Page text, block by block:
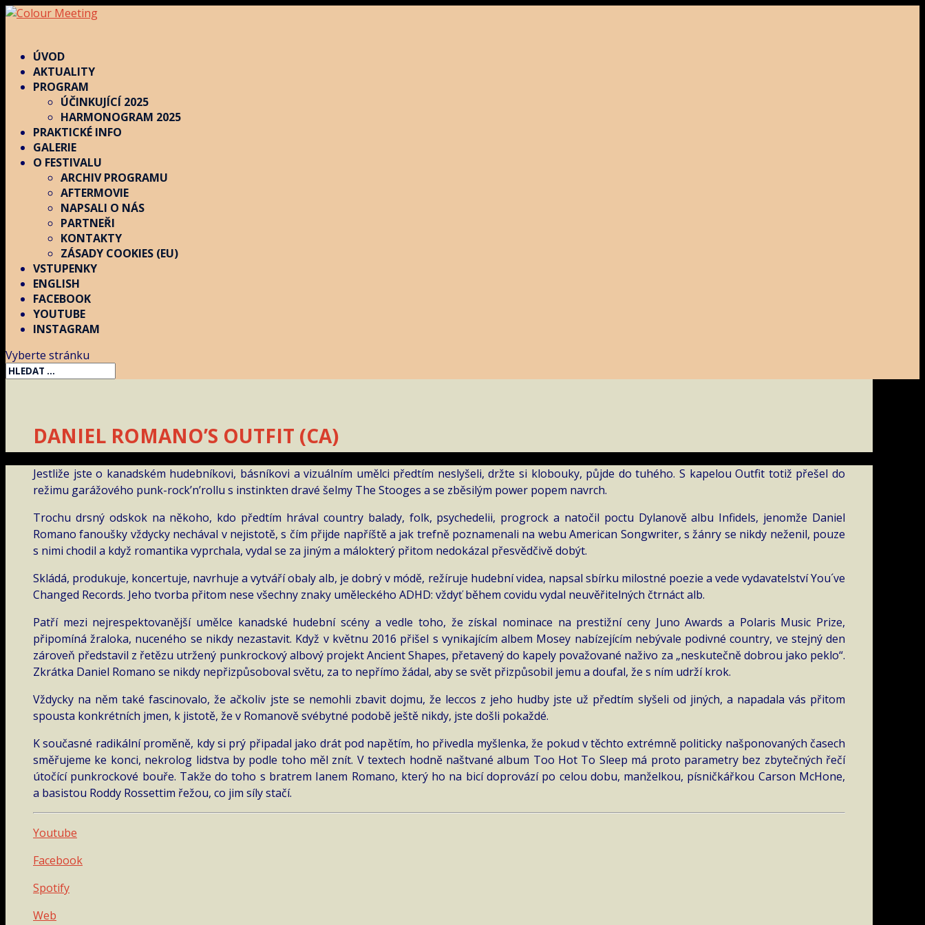
ÚVOD
AKTUALITY
PROGRAM
ÚČINKUJÍCÍ 2025
HARMONOGRAM 2025
PRAKTICKÉ INFO
GALERIE
O FESTIVALU
ARCHIV PROGRAMU
AFTERMOVIE
NAPSALI O NÁS
PARTNEŘI
KONTAKTY
ZÁSADY COOKIES (EU)
VSTUPENKY
ENGLISH
FACEBOOK
YOUTUBE
INSTAGRAM
Vyberte stránku
DANIEL ROMANO’S OUTFIT (CA)
Jestliže jste o kanadském hudebníkovi, básníkovi a vizuálním umělci předtím neslyšeli, držte si klobouky, půjde do tuhého. S kapelou Outfit totiž přešel do
režimu garážového punk-rock’n’rollu s instinkten dravé šelmy The Stooges a se zběsilým power popem navrch.
Trochu drsný odskok na někoho, kdo předtím hrával country balady, folk, psychedelii, progrock a natočil poctu Dylanově albu Infidels, jenomže Daniel
Romano fanoušky vždycky nechával v nejistotě, s čím přijde napříště a jak trefně poznamenali na webu American Songwriter, s žánry se nikdy neženil, pouze
s nimi chodil a když romantika vyprchala, vydal se za jiným a málokterý přitom nedokázal přesvědčivě dobýt.
Skládá, produkuje, koncertuje, navrhuje a vytváří obaly alb, je dobrý v módě, režíruje hudební videa, napsal sbírku milostné poezie a vede vydavatelství You´ve
Changed Records. Jeho tvorba přitom nese všechny znaky uměleckého ADHD: vždyť během covidu vydal neuvěřitelných čtrnáct alb.
Patří mezi nejrespektovanější umělce kanadské hudební scény a vedle toho, že získal nominace na prestižní ceny Juno Awards a Polaris Music Prize,
připomíná žraloka, nuceného se nikdy nezastavit. Když v květnu 2016 přišel s vynikajícím albem Mosey nabízejícím nebývale podivné country, ve stejný den
zároveň představil z řetězu utržený punkrockový albový projekt Ancient Shapes, přetavený do kapely považované naživo za „neskutečně dobrou jako peklo“.
Zkrátka Daniel Romano se nikdy nepřizpůsoboval světu, za to nepřímo žádal, aby se svět přizpůsobil jemu a doufal, že s ním udrží krok.
Vždycky na něm také fascinovalo, že ačkoliv jste se nemohli zbavit dojmu, že leccos z jeho hudby jste už předtím slyšeli od jiných, a napadala vás přitom
spousta konkrétních jmen, k jistotě, že v Romanově svébytné podobě ještě nikdy, jste došli pokaždé.
K současné radikální proměně, kdy si prý připadal jako drát pod napětím, ho přivedla myšlenka, že pokud v těchto extrémně politicky našponovaných časech
směřujeme ke konci, nekrolog lidstva by podle toho měl znít. V textech hodně naštvané album Too Hot To Sleep má proto parametry bez zbytečných řečí
útočící punkrockové bouře. Takže do toho s bratrem Ianem Romano, který ho na bicí doprovází po celou dobu, manželkou, písničkářkou Carson McHone,
a basistou Roddy Rossettim řežou, co jim síly stačí.
Youtube
Facebook
Spotify
Web